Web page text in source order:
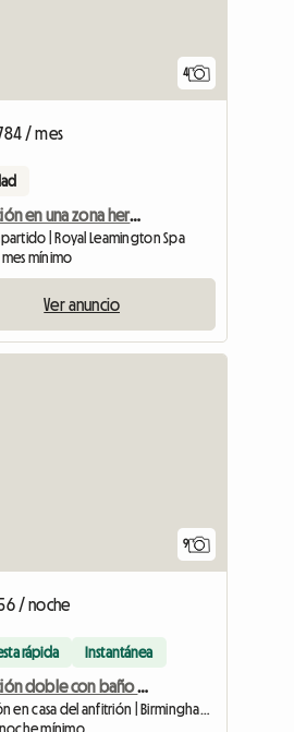
4
/ mes
Habitación en una zona hermosa y codiciada
| Royal Leamington Spa
mes mínimo
Ver anuncio
9
/ noche
rápida Instantánea
Habitación doble con baño privado
Habitación en casa del anfitrión | Birmingham (B11 3LE) | 100 M2
noche mínimo